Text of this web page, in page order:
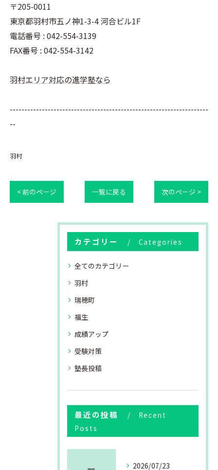
〒205-0011
東京都羽村市五ノ神1-3-4 河合ビル1F
電話番号 : 042-554-3139
FAX番号 : 042-554-3142
羽村エリア対応の進学塾なら
--------------------------------------------------------------------
--
羽村
< 前のページ 一覧に戻る 次のページ >
カテゴリー Categories
全てのカテゴリー
羽村
瑞穂町
福生
成績アップ
受験対策
塾長投稿
最近の投稿
Recent
Posts
2026/07/23